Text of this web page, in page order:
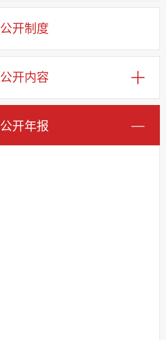
公开制度
公开内容
公开年报